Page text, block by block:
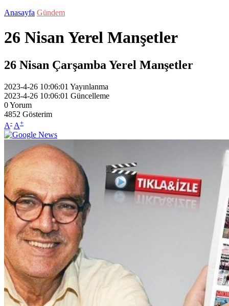
Anasayfa Gündem
26 Nisan Yerel Manşetler
26 Nisan Çarşamba Yerel Manşetler
2023-4-26 10:06:01 Yayınlanma
2023-4-26 10:06:01 Güncelleme
0Yorum
4852 Gösterim
A- A+